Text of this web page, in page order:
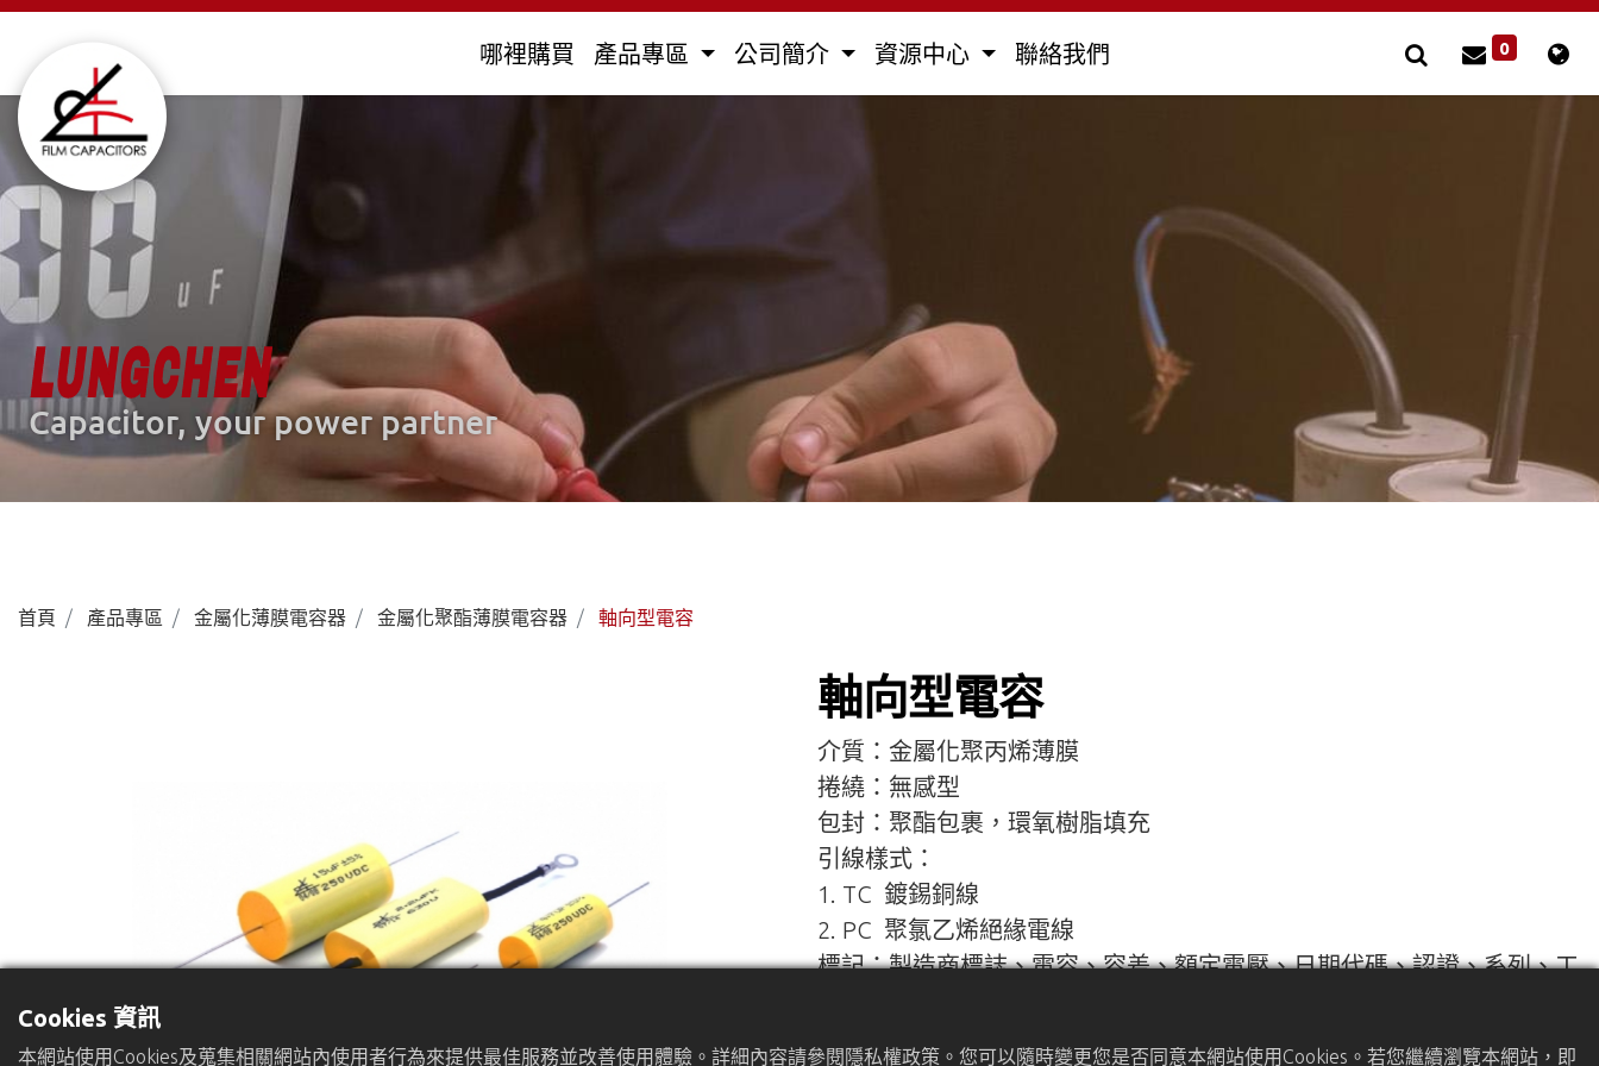
哪裡購買 產品專區
金屬化薄膜電容器 馬達用電容器
客製化電容器 其他
公司簡介 資源中心 聯絡我們 0
LUNGCHEN
Capacitor, your power partner
首頁 產品專區 金屬化薄膜電容器 金屬化聚酯薄膜電容器 軸向型電容
軸向型電容
介質：金屬化聚丙烯薄膜
捲繞：無感型
包封：聚酯包裹，環氧樹脂填充
引線樣式：
1. TC 鍍錫銅線
2. PC 聚氯乙烯絕緣電線
標記：製造商標誌、電容、容差、額定電壓、日期代碼、認證、系列、工
Cookies 資訊
本網站使用Cookies及蒐集相關網站內使用者行為來提供最佳服務並改善使用體驗。詳細內容請參閱隱私權政策。您可以隨時變更您是否同意本網站使用Cookies。若您繼續瀏覽本網站，即